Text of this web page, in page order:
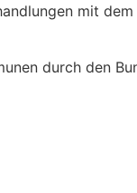
mit
durch den